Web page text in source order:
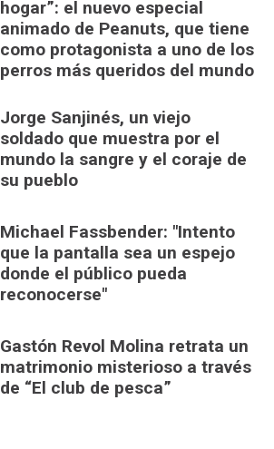
hogar”: el nuevo especial
animado de Peanuts, que tiene
como protagonista a uno de los
perros más queridos del mundo
Jorge Sanjinés, un viejo
soldado que muestra por el
mundo la sangre y el coraje de
su pueblo
Michael Fassbender: "Intento
que la pantalla sea un espejo
donde el público pueda
reconocerse"
Gastón Revol Molina retrata un
matrimonio misterioso a través
de “El club de pesca”